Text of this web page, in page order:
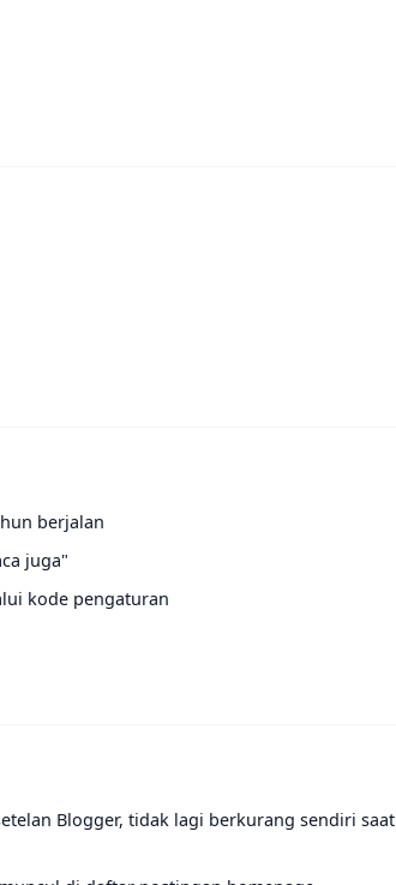
berjalan
juga"
kode pengaturan
Blogger, tidak lagi berkurang sendiri saat